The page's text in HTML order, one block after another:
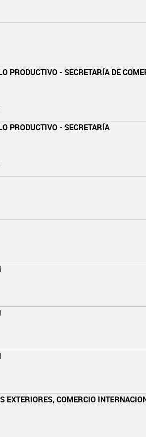
PRODUCTIVO - SECRETARÍA DE
PRODUCTIVO - SECRETARÍA
EXTERIORES, COMERCIO